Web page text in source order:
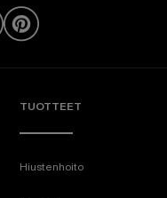
TUOTTEET
Hiustenhoito